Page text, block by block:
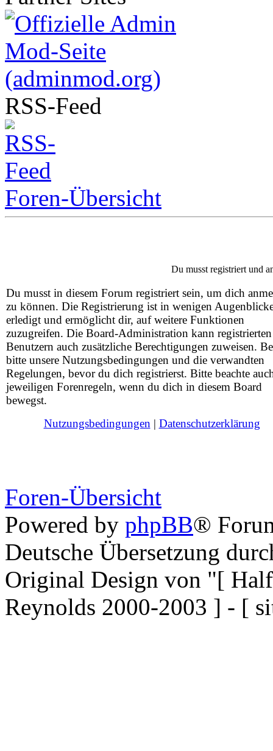
RSS-Feed
Foren-Übersicht
Du musst registriert und
Du musst in diesem Forum registriert sein, um dich
zu können. Die Registrierung ist in wenigen
erledigt und ermöglicht dir, auf weitere Funktionen
zuzugreifen. Die Board-Administration kann registrierten
Benutzern auch zusätzliche Berechtigungen zuweisen.
bitte unsere Nutzungsbedingungen und die verwandten
Regelungen, bevor du dich registrierst. Bitte beachte
jeweiligen Forenregeln, wenn du dich in diesem Board
bewegst.
Nutzungsbedingungen | Datenschutzerklärung
Foren-Übersicht
Powered by phpBB®
Deutsche Übersetzung
Original Design von "[
Reynolds 2000-2003 ] - [